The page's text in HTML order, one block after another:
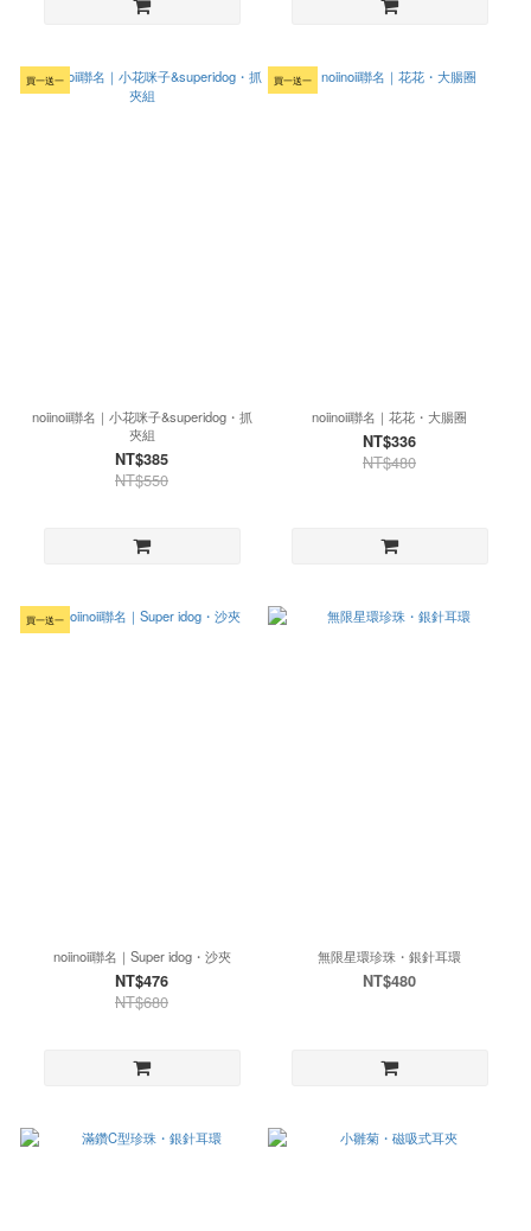
買一送一
noiinoii聯名｜小花咪子&superidog・抓
夾組
NT$385
NT$550
買一送一
noiinoii聯名｜花花・大腸圈
NT$336
NT$480
買一送一
noiinoii聯名｜Super idog・沙夾
NT$476
NT$680
無限星環珍珠・銀針耳環
NT$480